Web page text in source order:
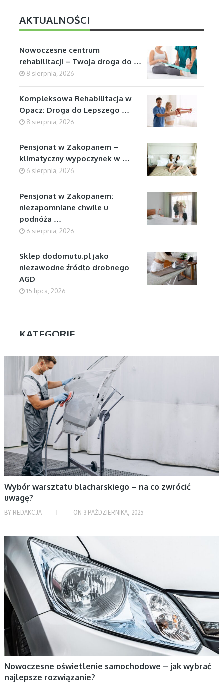
AKTUALNOŚCI
Nowoczesne centrum
rehabilitacji – Twoja droga do …
8 sierpnia, 2026
Kompleksowa Rehabilitacja w
Opacz: Droga do Lepszego …
8 sierpnia, 2026
Pensjonat w Zakopanem –
klimatyczny wypoczynek w …
6 sierpnia, 2026
Pensjonat w Zakopanem:
niezapomniane chwile u
podnóża …
6 sierpnia, 2026
Sklep dodomutu.pl jako
niezawodne źródło drobnego
AGD
15 lipca, 2026
KATEGORIE
Aktualności
Biznes
Dom
Firmy
Kuchnia
Motoryzacja
Nauka
Ogłoszenia
Rozrywka
Uncategorized
Uroda
Życie i styl
ARCHIWA
sierpień 2026
lipiec 2026
czerwiec 2026
maj 2026
kwiecień 2026
MOTORYZACJA
Wybór warsztatu blacharskiego – na co zwrócić
uwagę?
BY REDAKCJA ON 3 PAŹDZIERNIKA, 2025
MOTORYZACJA
Nowoczesne oświetlenie samochodowe – jak wybrać
najlepsze rozwiązanie?